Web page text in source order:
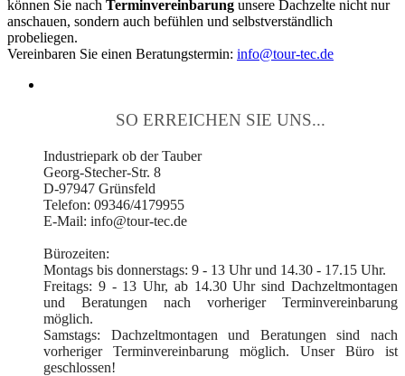
können Sie nach Terminvereinbarung unsere Dachzelte nicht nur
anschauen, sondern auch befühlen und selbstverständlich
probeliegen.
Vereinbaren Sie einen Beratungstermin: info@tour-tec.de
SO ERREICHEN SIE UNS...
Industriepark ob der Tauber
Georg-Stecher-Str. 8
D-97947 Grünsfeld
Telefon: 09346/4179955
E-Mail: info@tour-tec.de
Bürozeiten:
Montags bis donnerstags: 9 - 13 Uhr und 14.30 - 17.15 Uhr.
Freitags: 9 - 13 Uhr, ab 14.30 Uhr sind Dachzeltmontagen
und Beratungen nach vorheriger Terminvereinbarung
möglich.
Samstags: Dachzeltmontagen und Beratungen sind nach
vorheriger Terminvereinbarung möglich. Unser Büro ist
geschlossen!